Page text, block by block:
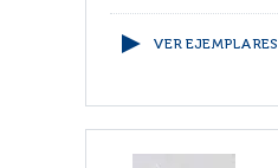
VER EJEMPLARES